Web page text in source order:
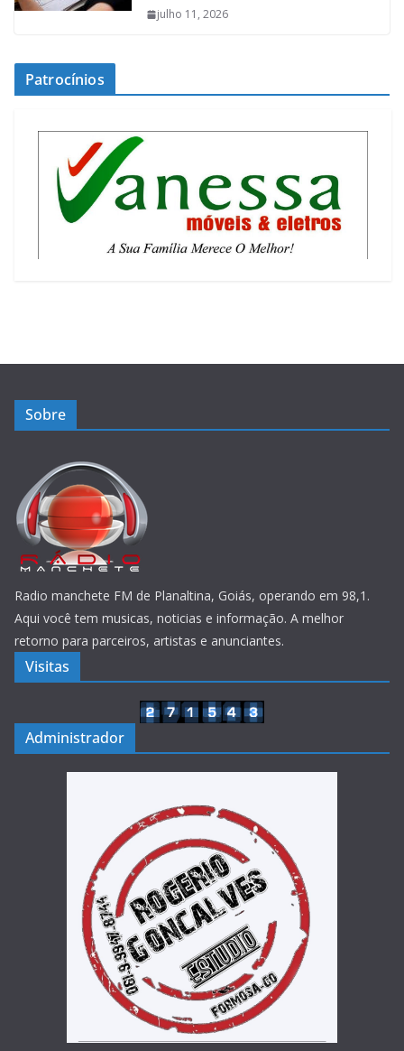
julho 11, 2026
Patrocínios
Sobre
Radio manchete FM de Planaltina, Goiás, operando em 98,1.
Aqui você tem musicas, noticias e informação. A melhor
retorno para parceiros, artistas e anunciantes.
Visitas
Administrador